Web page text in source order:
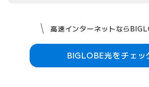
高速インターネットなら
BIGLOBE光をチェッ